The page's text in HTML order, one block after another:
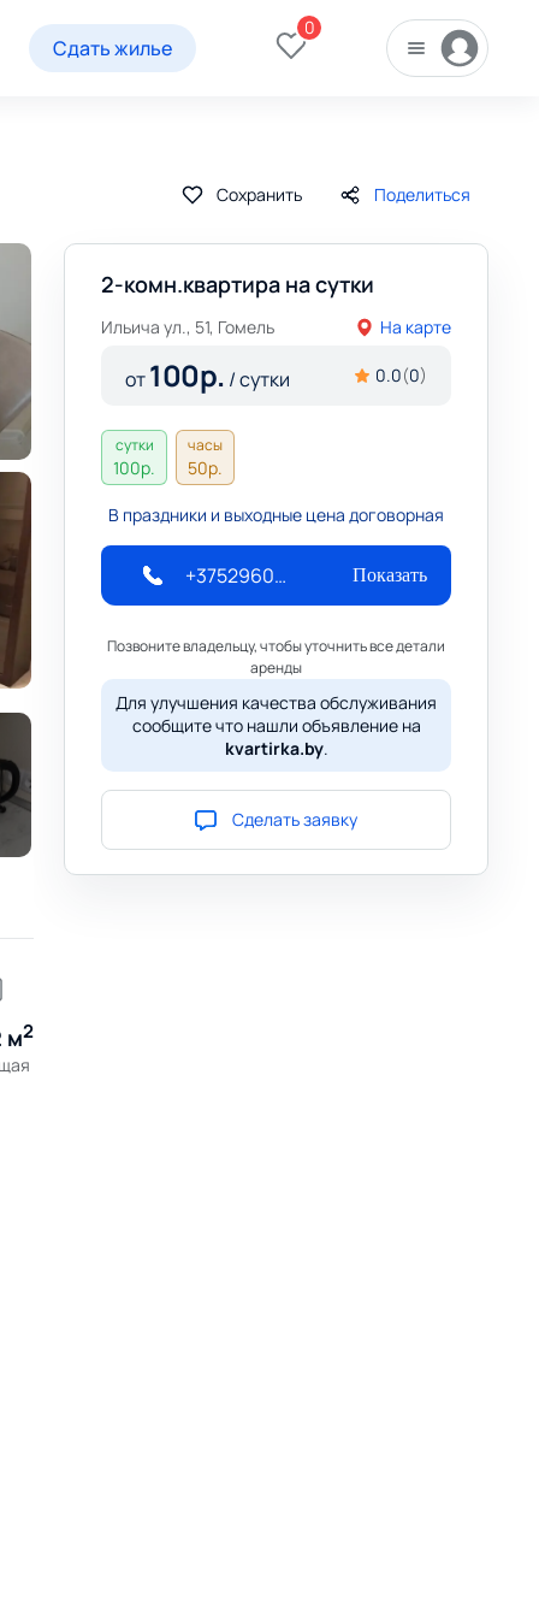
Сдать жилье
0
Сохранить Поделиться
м2
2-комн.квартира на сутки
Ильича ул., 51, Гомель На карте
от100р. / сутки 0.0(0)
сутки
100р.
часы
50р.
В праздники и выходные цена договорная
+375296021260 Показать
Позвоните владельцу, чтобы уточнить все детали
аренды
Для улучшения качества обслуживания
сообщите что нашли объявление на
kvartirka.by.
Сделать заявку